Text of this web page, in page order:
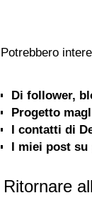
Potrebbero
Di follower,
Progetto
I contatti di
I miei post su
Ritornare